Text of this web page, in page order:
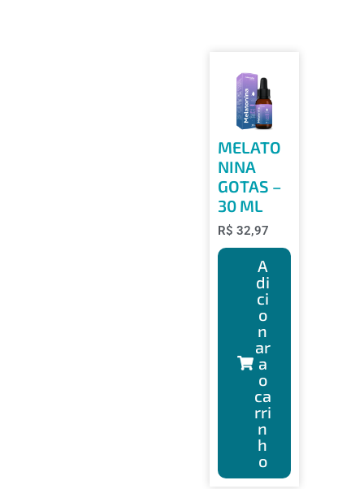
MELATO
NINA
GOTAS –
30 ML
R$ 32,97
A
di
ci
o
n
ar
a
o
ca
rri
n
h
o